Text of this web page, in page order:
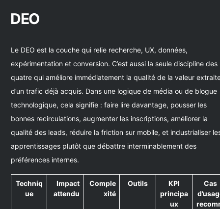
DEO
Le DEO est la couche qui relie recherche, UX, données,
expérimentation et conversion. C’est aussi la seule discipline des
quatre qui améliore immédiatement la qualité de la valeur
d’un trafic déjà acquis. Dans une logique de média ou de blogue
technologique, cela signifie : faire lire davantage, pousser les
bonnes recirculations, augmenter les inscriptions, améliorer la
qualité des leads, réduire la friction sur mobile, et industrialiser
apprentissages plutôt que débattre interminablement des
préférences internes.
Techniq
ue
Impact
attendu
Comple
xité
Outils
KPI
principa
ux
Cas